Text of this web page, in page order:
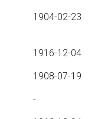
1904-02-23
1916-12-04
1908-07-19
-